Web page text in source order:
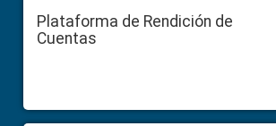
Plataforma de Rendición de
Cuentas